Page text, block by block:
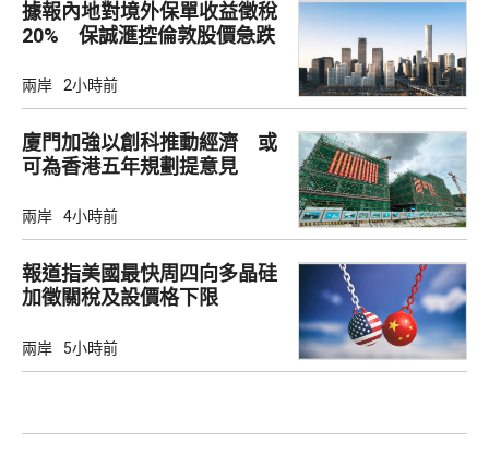
據報內地對境外保單收益徵稅
20% 保誠滙控倫敦股價急跌
兩岸 2小時前
廈門加強以創科推動經濟 或
可為香港五年規劃提意見
兩岸 4小時前
報道指美國最快周四向多晶硅
加徵關稅及設價格下限
兩岸 5小時前